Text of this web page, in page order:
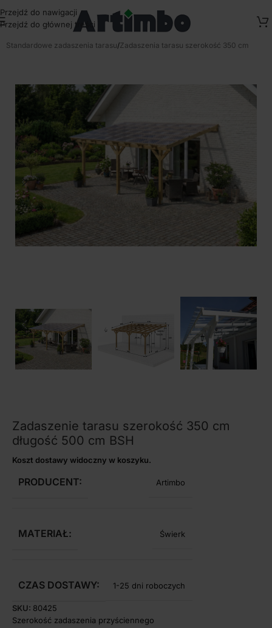
Przejdź do nawigacji
Przejdź do głównej treści
Zadaszenia tarasowe przydomowe/
Standardowe zadaszenia tarasu/Zadaszenia tarasu szerokość 350 cm
Zadaszenie tarasu szerokość 350 cm
długość 500 cm BSH
Koszt dostawy widoczny w koszyku.
PRODUCENT: Artimbo
MATERIAŁ: Świerk
CZAS DOSTAWY: 1-25 dni roboczych
SKU: 80425
Szerokość zadaszenia przyściennego